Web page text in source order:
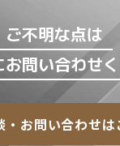
ご不明な点は
お問い合わせ
・お問い合わせは